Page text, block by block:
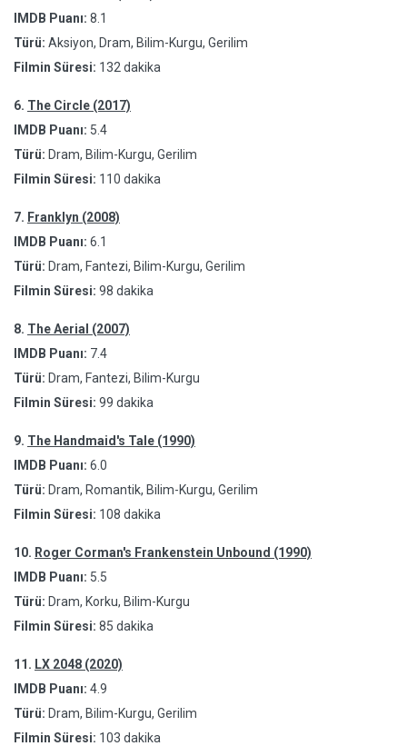
IMDB Puanı: 8.1
Türü: Aksiyon, Dram, Bilim-Kurgu, Gerilim
Filmin Süresi: 132 dakika
6. The Circle (2017)
IMDB Puanı: 5.4
Türü: Dram, Bilim-Kurgu, Gerilim
Filmin Süresi: 110 dakika
7. Franklyn (2008)
IMDB Puanı: 6.1
Türü: Dram, Fantezi, Bilim-Kurgu, Gerilim
Filmin Süresi: 98 dakika
8. The Aerial (2007)
IMDB Puanı: 7.4
Türü: Dram, Fantezi, Bilim-Kurgu
Filmin Süresi: 99 dakika
9. The Handmaid's Tale (1990)
IMDB Puanı: 6.0
Türü: Dram, Romantik, Bilim-Kurgu, Gerilim
Filmin Süresi: 108 dakika
10. Roger Corman's Frankenstein Unbound (1990)
IMDB Puanı: 5.5
Türü: Dram, Korku, Bilim-Kurgu
Filmin Süresi: 85 dakika
11. LX 2048 (2020)
IMDB Puanı: 4.9
Türü: Dram, Bilim-Kurgu, Gerilim
Filmin Süresi: 103 dakika